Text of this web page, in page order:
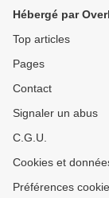
Hébergé par
Top articles
Pages
Contact
Signaler un abus
C.G.U.
Cookies et
Préférences